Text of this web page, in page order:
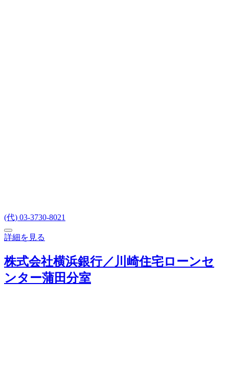
(代) 03-3730-8021
詳細を見る
株式会社横浜銀行／川崎住宅ローンセ
ンター蒲田分室